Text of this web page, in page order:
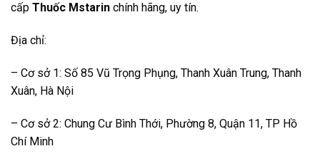
cấp Thuốc Mstarin chính hãng, uy tín.
Địa chỉ:
– Cơ sở 1: Số 85 Vũ Trọng Phụng, Thanh Xuân Trung, Thanh
Xuân, Hà Nội
– Cơ sở 2: Chung Cư Bình Thới, Phường 8, Quận 11, TP Hồ
Chí Minh